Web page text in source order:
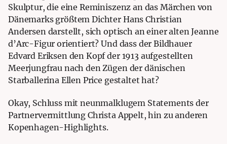
Skulptur, die eine Reminiszenz an das Märchen von
Dänemarks größtem Dichter Hans Christian
Andersen darstellt, sich optisch an einer alten Jeanne
d’Arc-Figur orientiert? Und dass der Bildhauer
Edvard Eriksen den Kopf der 1913 aufgestellten
Meerjungfrau nach den Zügen der dänischen
Starballerina Ellen Price gestaltet hat?
Okay, Schluss mit neunmalklugem Statements der
Partnervermittlung Christa Appelt, hin zu anderen
Kopenhagen-Highlights.